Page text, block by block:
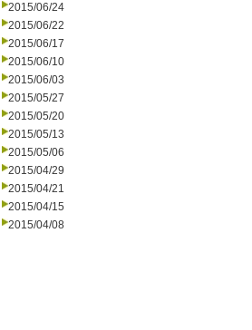
2015/06/24
2015/06/22
2015/06/17
2015/06/10
2015/06/03
2015/05/27
2015/05/20
2015/05/13
2015/05/06
2015/04/29
2015/04/21
2015/04/15
2015/04/08